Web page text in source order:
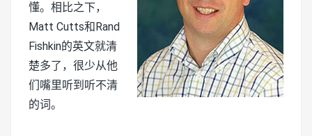
懂。相比之下，
Matt Cutts和Rand
Fishkin的英文就清
楚多了，很少从他
们嘴里听到听不清
的词。